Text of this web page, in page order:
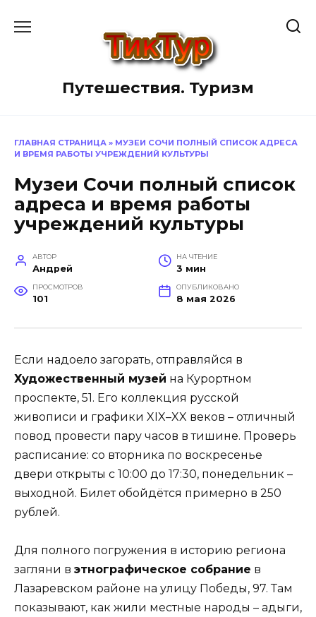
Путешествия. Туризм
ГЛАВНАЯ СТРАНИЦА » МУЗЕИ СОЧИ ПОЛНЫЙ СПИСОК АДРЕСА
И ВРЕМЯ РАБОТЫ УЧРЕЖДЕНИЙ КУЛЬТУРЫ
Музеи Сочи полный список
адреса и время работы
учреждений культуры
АВТОР
Андрей
НА ЧТЕНИЕ
3 мин
ПРОСМОТРОВ
101
ОПУБЛИКОВАНО
8 мая 2026
Если надоело загорать, отправляйся в
Художественный музей на Курортном
проспекте, 51. Его коллекция русской
живописи и графики XIX–XX веков – отличный
повод провести пару часов в тишине. Проверь
расписание: со вторника по воскресенье
двери открыты с 10:00 до 17:30, понедельник –
выходной. Билет обойдётся примерно в 250
рублей.
Для полного погружения в историю региона
загляни в этнографическое собрание в
Лазаревском районе на улицу Победы, 97. Там
показывают, как жили местные народы – адыги,